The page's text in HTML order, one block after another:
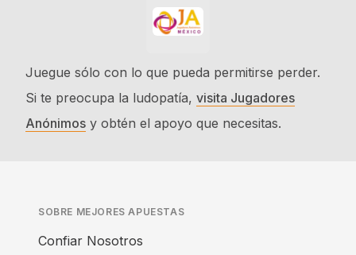
Juegue sólo con lo que pueda permitirse perder.
Si te preocupa la ludopatía, visita Jugadores
Anónimos y obtén el apoyo que necesitas.
SOBRE MEJORES APUESTAS
Confiar Nosotros